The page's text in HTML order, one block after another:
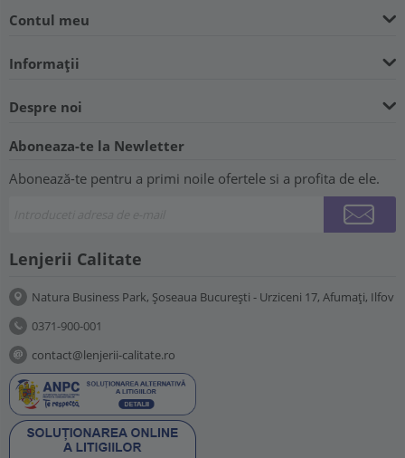
Contul meu
Informații
Despre noi
Aboneaza-te la Newletter
Abonează-te pentru a primi noile ofertele si a profita de ele.
Lenjerii Calitate
Natura Business Park, Șoseaua București - Urziceni 17, Afumați, Ilfov
0371-900-001
contact@lenjerii-calitate.ro